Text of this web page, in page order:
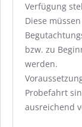
Verfügung
Diese
bzw. zu
werden.
Probefahrt
ausreichend